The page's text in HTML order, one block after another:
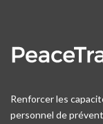
Renforcer les
personnel de